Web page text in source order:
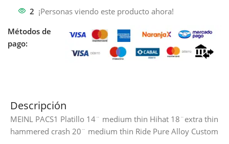
2 ¡Personas viendo este producto ahora!
Métodos de
pago:
Descripción
MEINL PACS1 Platillo 14¨ medium thin Hihat 18¨extra thin
hammered crash 20¨ medium thin Ride Pure Alloy Custom